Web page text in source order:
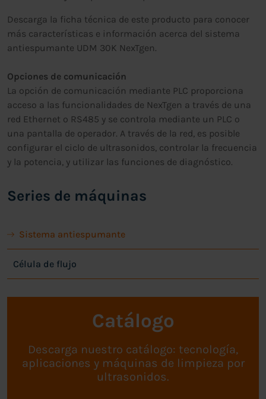
Descarga la ficha técnica de este producto para conocer
más características e información acerca del sistema
antiespumante UDM 30K NexTgen.
Opciones de comunicación
La opción de comunicación mediante PLC proporciona
acceso a las funcionalidades de NexTgen a través de una
red Ethernet o RS485 y se controla mediante un PLC o
una pantalla de operador. A través de la red, es posible
configurar el ciclo de ultrasonidos, controlar la frecuencia
y la potencia, y utilizar las funciones de diagnóstico.
Series de máquinas
Sistema antiespumante
Célula de flujo
Catálogo
Descarga nuestro catálogo: tecnología,
aplicaciones y máquinas de limpieza por
ultrasonidos.